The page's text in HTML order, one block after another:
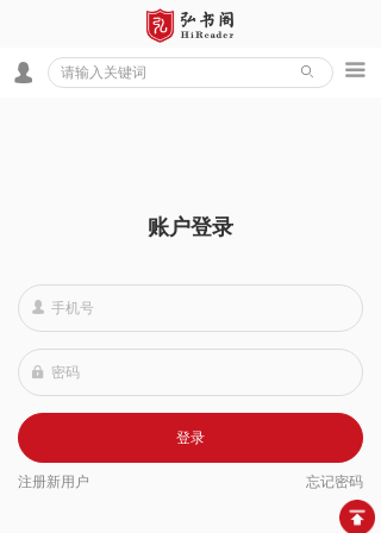
ꄙ 끀
넙
넙
넱
登录
注册新用户 忘记密码
账户登录